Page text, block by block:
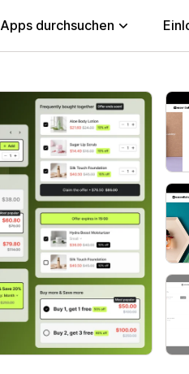
Apps durchsuchen